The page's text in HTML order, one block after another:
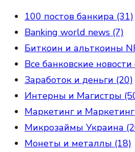
100 постов банкира (31)
Banking world news (7)
Биткоин и альткоины
Все банковские новости
Заработок и деньги (20)
Интерны и Магистры
Маркетинг и
Микрозаймы Украина
Монеты и металлы (18)